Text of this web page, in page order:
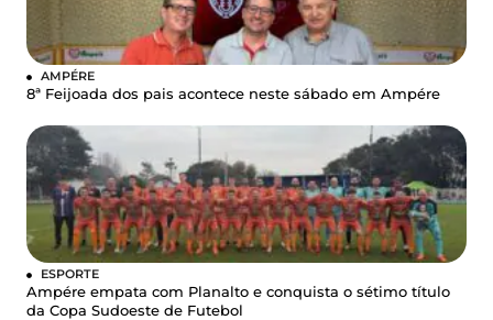
AMPÉRE
8ª Feijoada dos pais acontece neste sábado em Ampére
ESPORTE
Ampére empata com Planalto e conquista o sétimo título
da Copa Sudoeste de Futebol